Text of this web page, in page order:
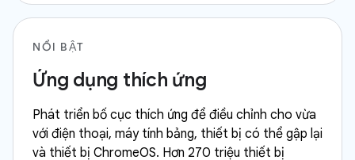
NỔI BẬT
Ứng dụng thích ứng
Phát triển bố cục thích ứng để điều chỉnh cho vừa
với điện thoại, máy tính bảng, thiết bị có thể gập lại
và thiết bị ChromeOS. Hơn 270 triệu thiết bị